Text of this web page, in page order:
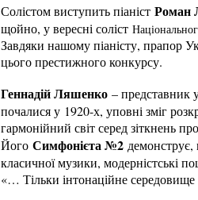
Солістом виступить піаніст Роман
щойно, у вересні соліст
Завдяки нашому піаністу, прапор
цього престижного конкурсу.
Геннадій Ляшенко – представник
почалися у 1920-х, уповні зміг
гармонійний світ серед зіткнень
Його Симфонієта №2 демонструє,
класичної музики, модерністські
«… Тільки інтонаційне